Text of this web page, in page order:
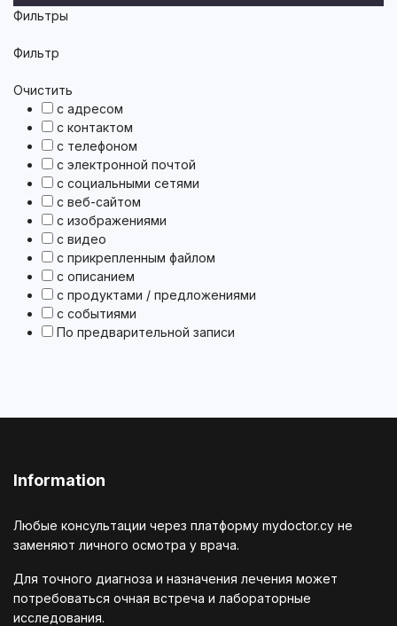
Фильтры
Фильтр
Очистить
с адресом
с контактом
с телефоном
с электронной почтой
с социальными сетями
с веб-сайтом
с изображениями
с видео
с прикрепленным файлом
с описанием
с продуктами / предложениями
с событиями
По предварительной записи
Information
Любые консультации через платформу mydoctor.cy не
заменяют личного осмотра у врача.
Для точного диагноза и назначения лечения может
потребоваться очная встреча и лабораторные
исследования.